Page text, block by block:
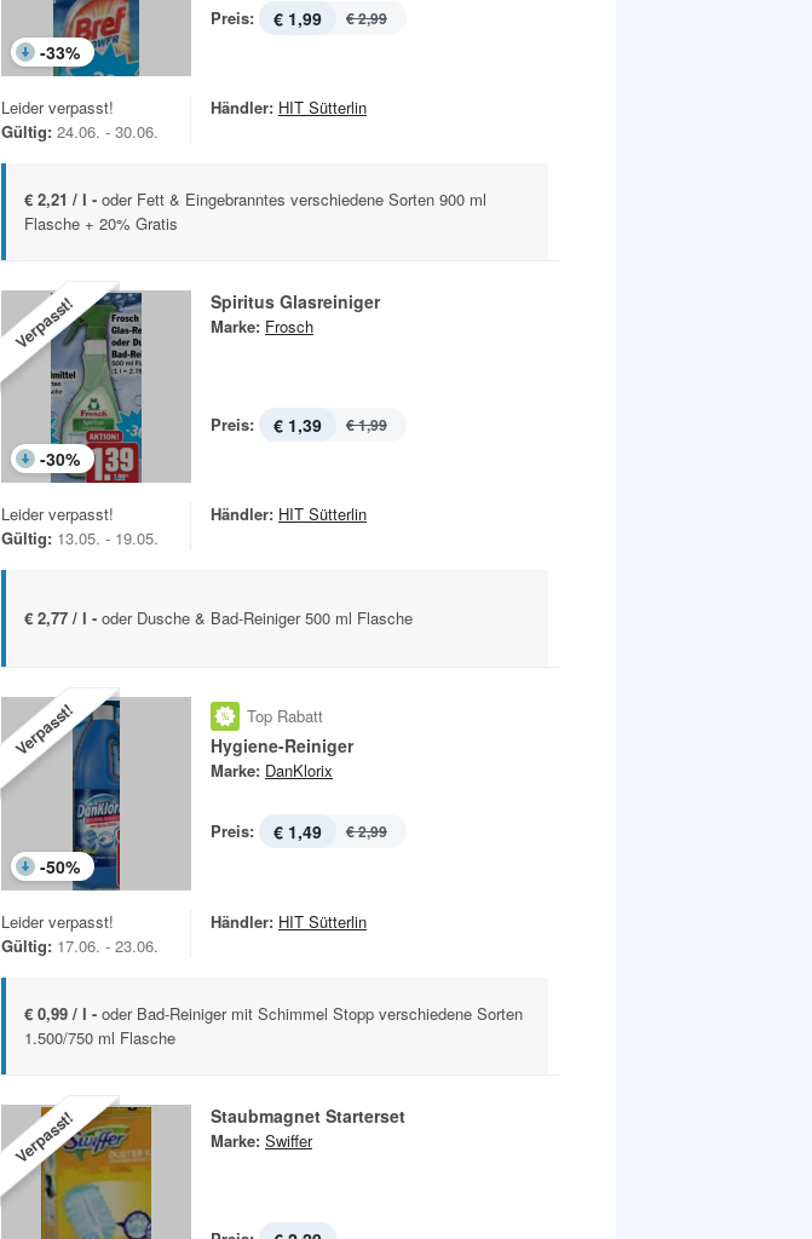
-33%
Preis: € 1,99 € 2,99
Leider verpasst!
Gültig: 24.06. - 30.06.
Händler: HIT Sütterlin
€ 2,21 / l - oder Fett & Eingebranntes verschiedene Sorten 900 ml
Flasche + 20% Gratis
Verpasst!
-30%
Spiritus Glasreiniger
Marke: Frosch
Preis: € 1,39 € 1,99
Leider verpasst!
Gültig: 13.05. - 19.05.
Händler: HIT Sütterlin
€ 2,77 / l - oder Dusche & Bad-Reiniger 500 ml Flasche
Verpasst!
-50%
Top Rabatt
Hygiene-Reiniger
Marke: DanKlorix
Preis: € 1,49 € 2,99
Leider verpasst!
Gültig: 17.06. - 23.06.
Händler: HIT Sütterlin
€ 0,99 / l - oder Bad-Reiniger mit Schimmel Stopp verschiedene Sorten
1.500/750 ml Flasche
Verpasst! Staubmagnet Starterset
Marke: Swiffer